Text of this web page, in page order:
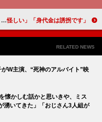
「身代金は誘拐です」ラスト1分で衝撃結末 「思考が停止した」「“熊守”浅香航大が怪しい」
RELATED NEWS
W主演、“死神のアルバイト”映
懐かしむ話かと思いきや、ミス
湧いてきた」「おじさん3人組が